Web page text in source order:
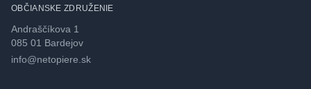
OBČIANSKE ZDRUŽENIE
Andraščíkova 1
085 01 Bardejov
info@netopiere.sk